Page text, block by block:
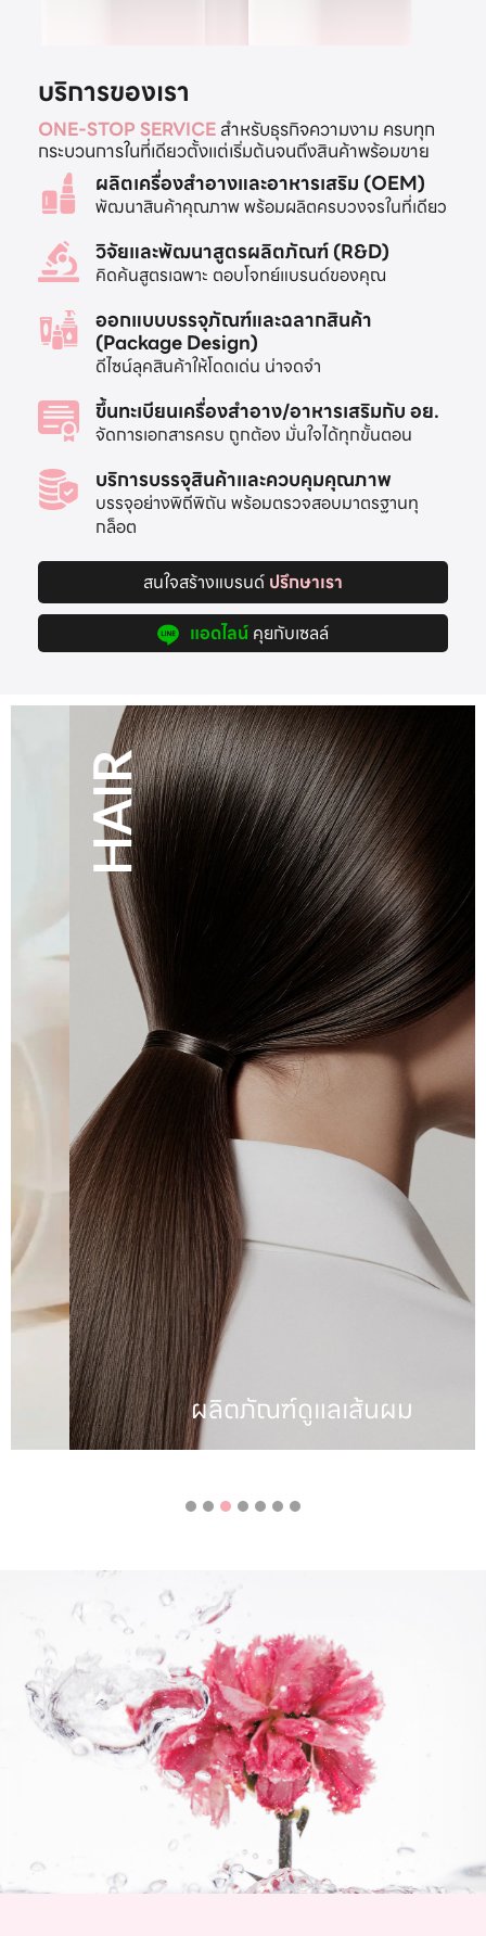
บริการของเรา
ONE-STOP SERVICEสำหรับธุรกิจความงาม ครบทุก
กระบวนการในที่เดียวตั้งแต่เริ่มต้นจนถึงสินค้าพร้อมขาย
ผลิตเครื่องสำอางและอาหารเสริม (OEM)
พัฒนาสินค้าคุณภาพ พร้อมผลิตครบวงจรในที่เดียว
วิจัยและพัฒนาสูตรผลิตภัณฑ์ (R&D)
คิดค้นสูตรเฉพาะ ตอบโจทย์แบรนด์ของคุณ
ออกแบบบรรจุภัณฑ์และฉลากสินค้า
(Package Design)
ดีไซน์ลุคสินค้าให้โดดเด่น น่าจดจำ
ขึ้นทะเบียนเครื่องสำอาง/อาหารเสริมกับ อย.
จัดการเอกสารครบ ถูกต้อง มั่นใจได้ทุกขั้นตอน
บริการบรรจุสินค้าและควบคุมคุณภาพ
บรรจุอย่างพิถีพิถัน พร้อมตรวจสอบมาตรฐานทุ
กล็อต
สนใจสร้างแบรนด์ ปรึกษาเรา
แอดไลน์ คุยกับเซลล์
ผลิตภัณฑ์ดูแลเส้นผม